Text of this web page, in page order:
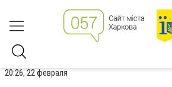
20:26, 22 февраля